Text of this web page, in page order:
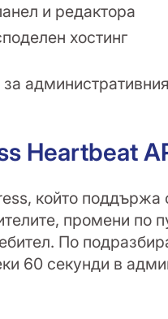
и редактора
хостинг
Heartbeat
който
промени по
По
60 секунди в